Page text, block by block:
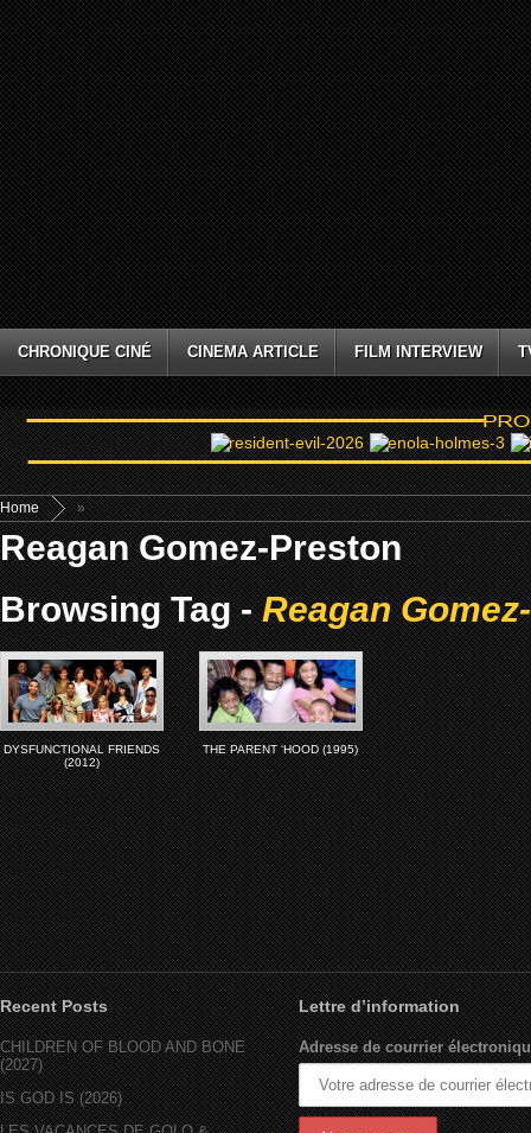
CHRONIQUE CINÉ CINEMA ARTICLE FILM INTERVIEW
Home »
Reagan Gomez-Preston
Browsing Tag -Reagan
DYSFUNCTIONAL FRIENDS
(2012)
THE PARENT ‘HOOD (1995)
Recent Posts
CHILDREN OF BLOOD AND BONE
(2027)
IS GOD IS (2026)
Lettre d’information
Adresse de courrier